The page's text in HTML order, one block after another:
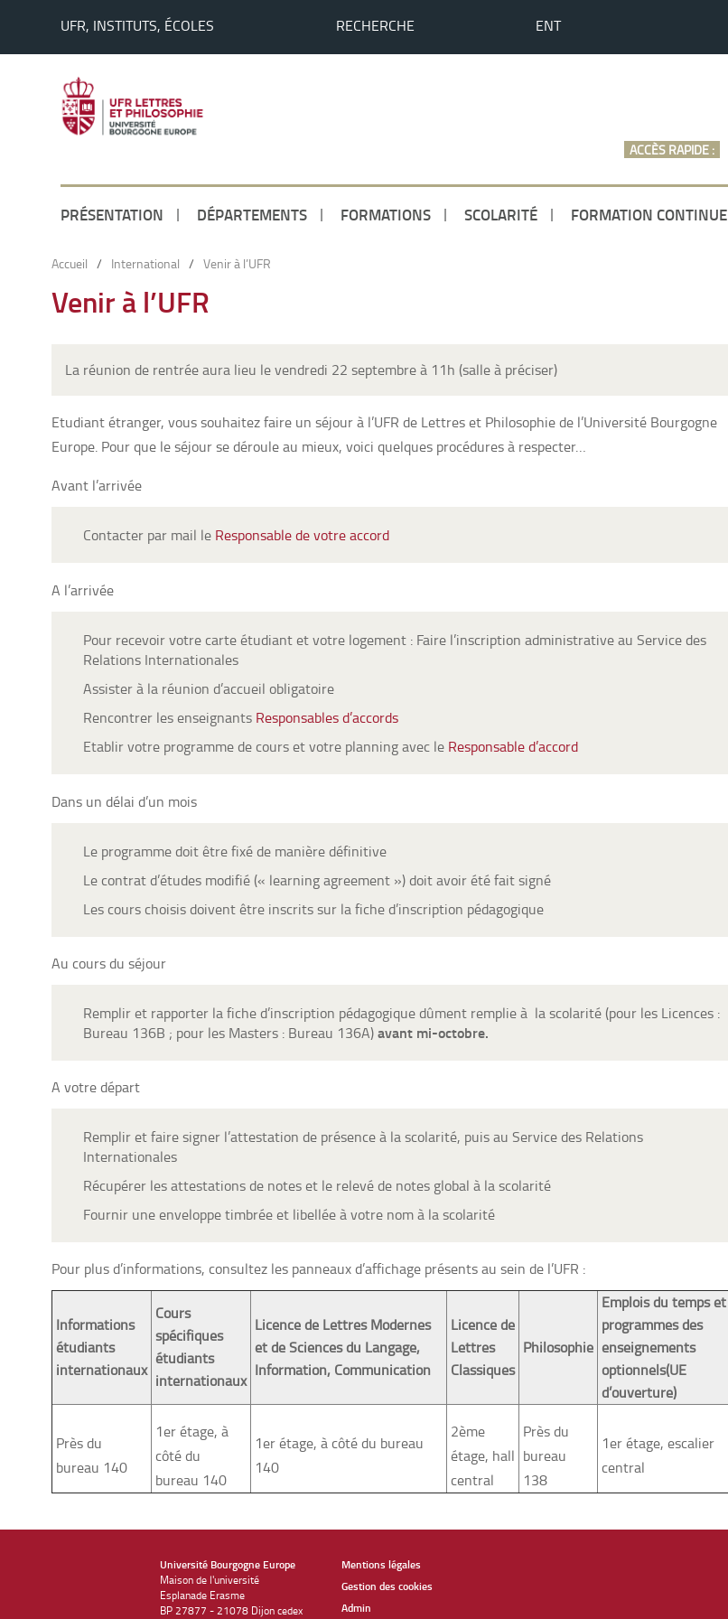
UFR, INSTITUTS, ÉCOLES RECHERCHE ENT
ACCÈS RAPIDE :
PRÉSENTATION DÉPARTEMENTS FORMATIONS SCOLARITÉ FORMATION CONTINUE
Accueil / International / Venir à l’UFR
Venir à l’UFR
La réunion de rentrée aura lieu le vendredi 22 septembre à 11h (salle à préciser)
Etudiant étranger, vous souhaitez faire un séjour à l’UFR de Lettres et Philosophie de l’Université Bourgogne
Europe. Pour que le séjour se déroule au mieux, voici quelques procédures à respecter…
Avant l’arrivée
Contacter par mail le Responsable de votre accord
A l’arrivée
Pour recevoir votre carte étudiant et votre logement : Faire l’inscription administrative au Service des
Relations Internationales
Assister à la réunion d’accueil obligatoire
Rencontrer les enseignants Responsables d’accords
Etablir votre programme de cours et votre planning avec le Responsable d’accord
Dans un délai d’un mois
Le programme doit être fixé de manière définitive
Le contrat d’études modifié (« learning agreement ») doit avoir été fait signé
Les cours choisis doivent être inscrits sur la fiche d’inscription pédagogique
Au cours du séjour
Remplir et rapporter la fiche d’inscription pédagogique dûment remplie à la scolarité (pour les Licences :
Bureau 136B ; pour les Masters : Bureau 136A)avant mi-octobre.
A votre départ
Remplir et faire signer l’attestation de présence à la scolarité, puis au Service des Relations
Internationales
Récupérer les attestations de notes et le relevé de notes global à la scolarité
Fournir une enveloppe timbrée et libellée à votre nom à la scolarité
Pour plus d’informations, consultez les panneaux d’affichage présents au sein de l’UFR :
Informations
étudiants
internationaux
Cours
spécifiques
étudiants
internationaux
Licence de Lettres Modernes
et de Sciences du Langage,
Information, Communication
Licence de
Lettres
Classiques
Philosophie
Emplois du temps et
programmes des
enseignements
optionnels(UE
d’ouverture)
Près du
bureau 140
1er étage, à
côté du
bureau 140
1er étage, à côté du bureau
140
2ème
étage, hall
central
Près du
bureau
138
1er étage, escalier
central
Université Bourgogne Europe
Maison de l'université
Esplanade Erasme
BP 27877 - 21078 Dijon cedex
Mentions légales
Gestion des cookies
Admin